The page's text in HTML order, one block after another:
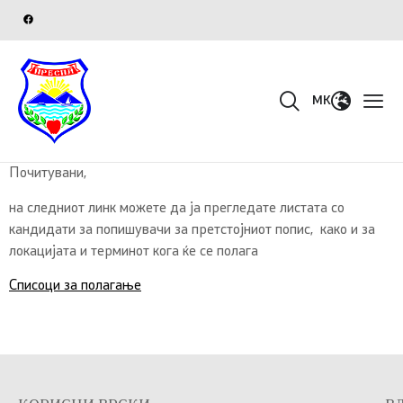
MK
Почитувани,
на следниот линк можете да ја прегледате листата со
кандидати за попишувачи за претстојниот попис, како и за
локацијата и терминот кога ќе се полага
Списоци за полагање